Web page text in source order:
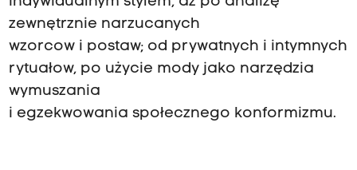
zewnętrznie narzucanych
wzorcow i postaw; od prywatnych i intymnych
rytuałow, po użycie mody jako narzędzia
wymuszania
i egzekwowania społecznego konformizmu.